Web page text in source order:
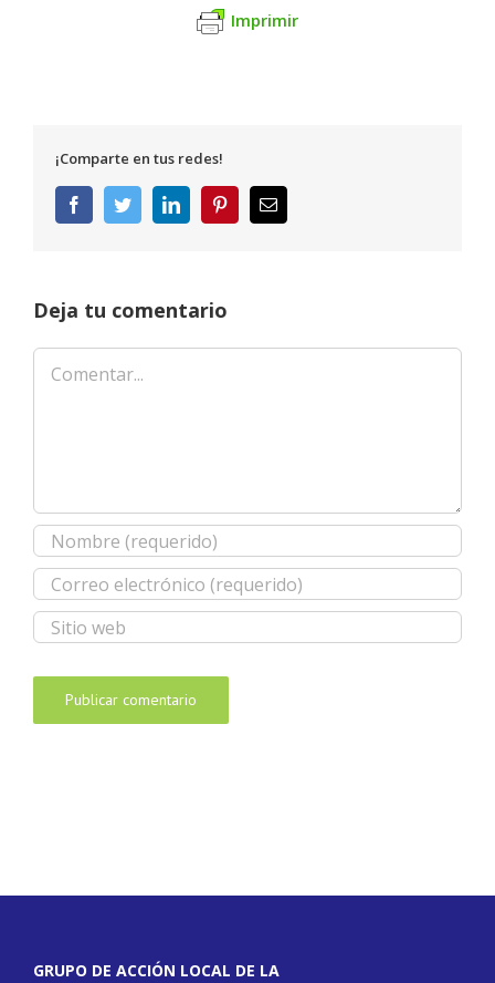
Imprimir
¡Comparte en tus redes!
FacebookTwitterLinkedInPinterestCorreo
electrónico
Deja tu comentario
Comentar
GRUPO DE ACCIÓN LOCAL DE LA